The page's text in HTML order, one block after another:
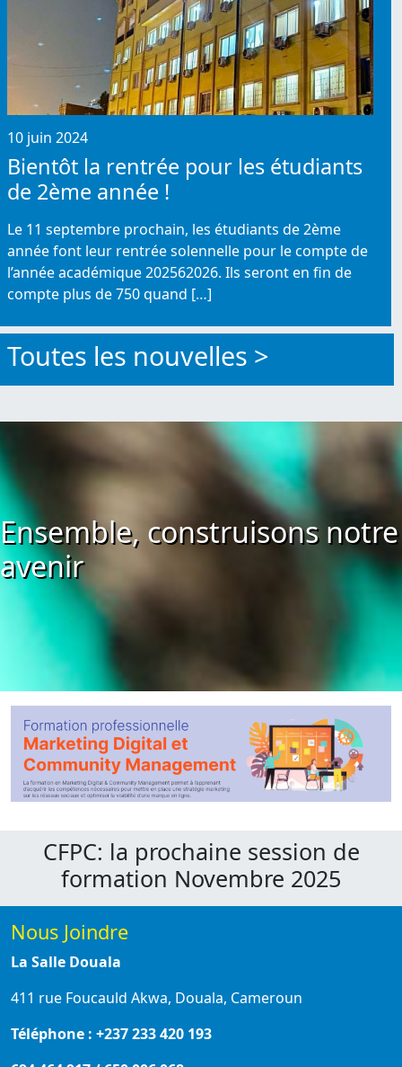
10 juin 2024
Bientôt la rentrée pour les étudiants
de 2ème année !
Le 11 septembre prochain, les étudiants de 2ème
année font leur rentrée solennelle pour le compte de
l’année académique 202562026. Ils seront en fin de
compte plus de 750 quand […]
Toutes les nouvelles >
Ensemble, construisons notre
avenir
CFPC: la prochaine session de
formation Novembre 2025
Nous Joindre
La Salle Douala
411 rue Foucauld Akwa, Douala, Cameroun
Téléphone : +237 233 420 193